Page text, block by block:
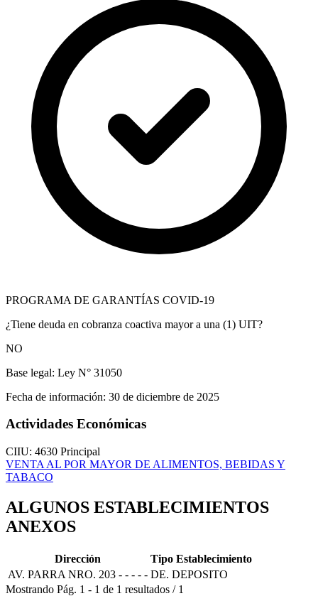
PROGRAMA DE GARANTÍAS COVID-19
¿Tiene deuda en cobranza coactiva mayor a una (1) UIT?
NO
Base legal: Ley N° 31050
Fecha de información: 30 de diciembre de 2025
Actividades Económicas
CIIU: 4630 Principal
VENTA AL POR MAYOR DE ALIMENTOS, BEBIDAS Y
TABACO
ALGUNOS ESTABLECIMIENTOS
ANEXOS
Dirección
Tipo Establecimiento
AV. PARRA NRO. 203 - - - - - DE. DEPOSITO
Mostrando Pág. 1 - 1 de 1 resultados / 1